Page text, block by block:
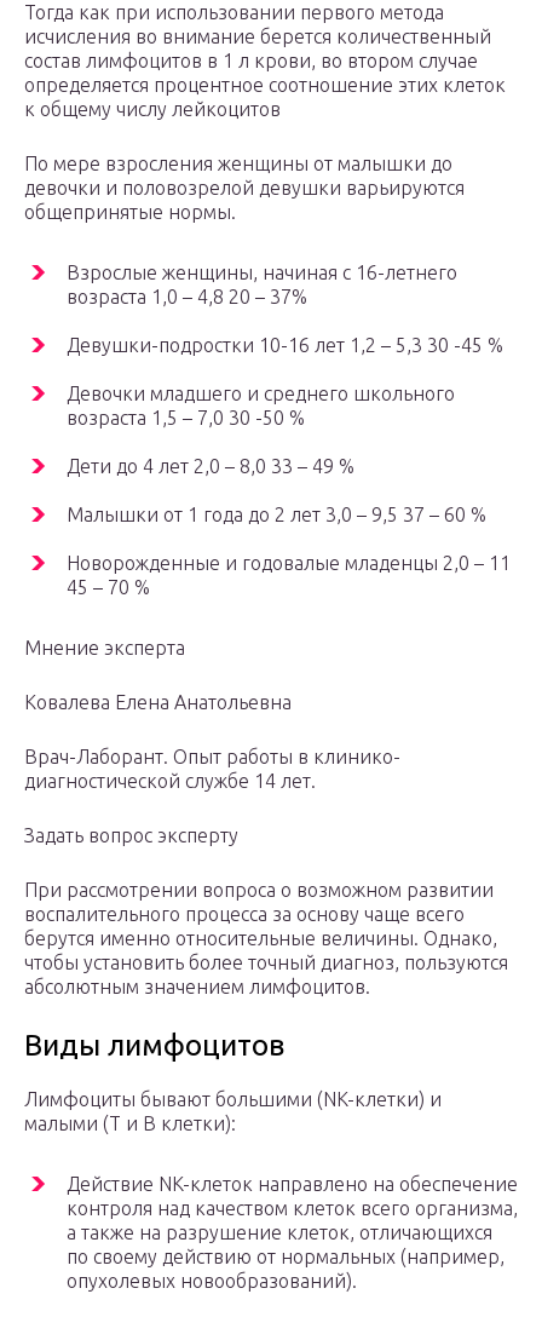
Тогда как при использовании первого метода
исчисления во внимание берется количественный
состав лимфоцитов в 1 л крови, во втором случае
определяется процентное соотношение этих клеток
к общему числу лейкоцитов
По мере взросления женщины от малышки до
девочки и половозрелой девушки варьируются
общепринятые нормы.
Взрослые женщины, начиная с 16-летнего
возраста 1,0 – 4,8 20 – 37%
Девушки-подростки 10-16 лет 1,2 – 5,3 30 -45 %
Девочки младшего и среднего школьного
возраста 1,5 – 7,0 30 -50 %
Дети до 4 лет 2,0 – 8,0 33 – 49 %
Малышки от 1 года до 2 лет 3,0 – 9,5 37 – 60 %
Новорожденные и годовалые младенцы 2,0 – 11
45 – 70 %
Мнение эксперта
Ковалева Елена Анатольевна
Врач-Лаборант. Опыт работы в клинико-
диагностической службе 14 лет.
Задать вопрос эксперту
При рассмотрении вопроса о возможном развитии
воспалительного процесса за основу чаще всего
берутся именно относительные величины. Однако,
чтобы установить более точный диагноз, пользуются
абсолютным значением лимфоцитов.
Виды лимфоцитов
Лимфоциты бывают большими (NK-клетки) и
малыми (Т и В клетки):
Действие NK-клеток направлено на обеспечение
контроля над качеством клеток всего организма,
а также на разрушение клеток, отличающихся
по своему действию от нормальных (например,
опухолевых новообразований).